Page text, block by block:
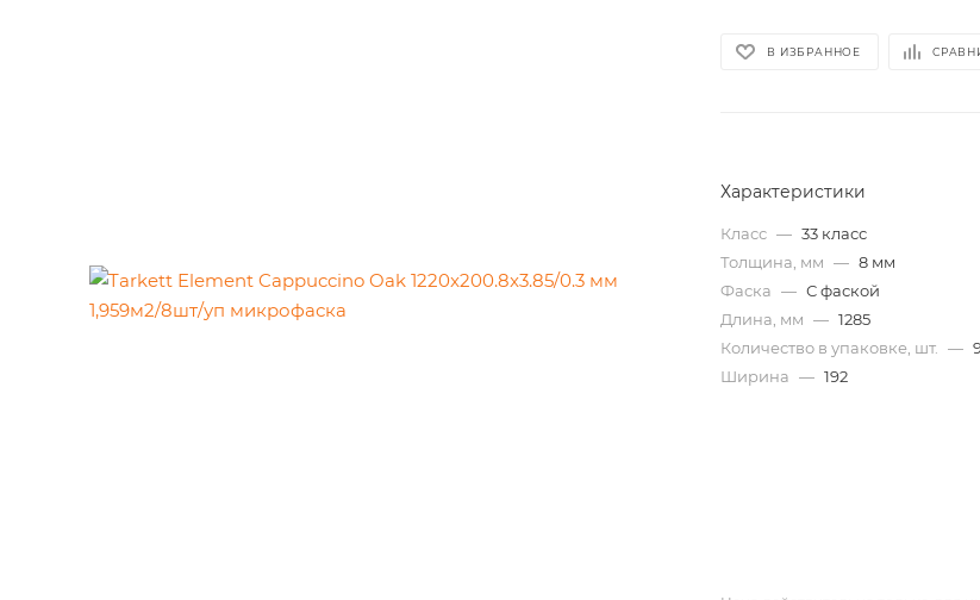
В ИЗБРАННОЕ
Характеристики
Класс — 33 класс
Толщина, мм — 8 мм
Фаска — С фаской
Длина, мм — 1285
Количество в упаковке, шт.
—
Ширина — 192